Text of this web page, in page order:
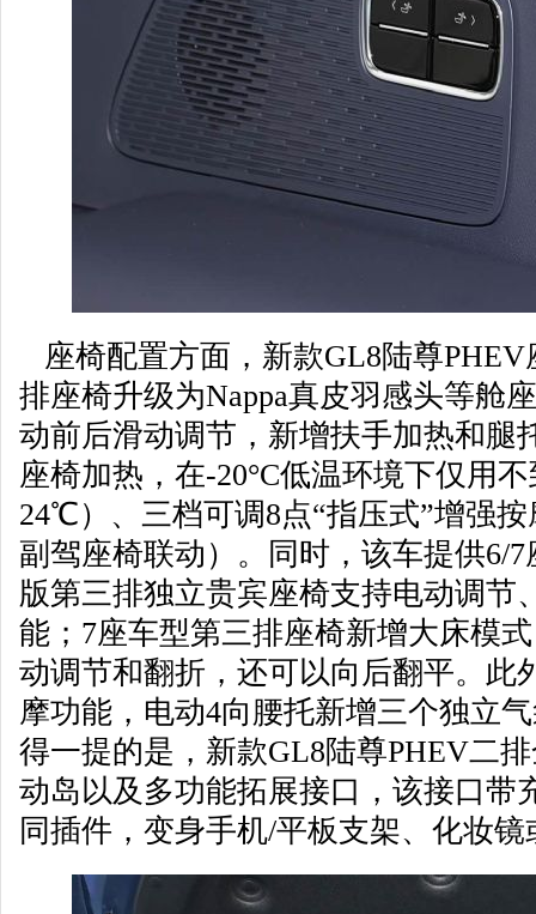
座椅配置方面，新款GL8陆尊
排座椅升级为Nappa真皮羽感头等舱
动前后滑动调节，新增扶手加热和腿
座椅加热，在-20°C低温环境下仅用
24℃）、三档可调8点“指压式”增强
副驾座椅联动）。同时，该车提供6/
版第三排独立贵宾座椅支持电动调节
能；7座车型第三排座椅新增大床模
动调节和翻折，还可以向后翻平。此
摩功能，电动4向腰托新增三个独立
得一提的是，新款GL8陆尊PHEV二
动岛以及多功能拓展接口，该接口带
同插件，变身手机/平板支架、化妆